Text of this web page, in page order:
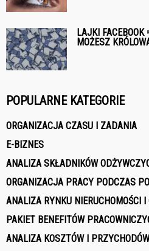
LAJKI FACEBOOK
MOŻESZ
POPULARNE KATEGORIE
ORGANIZACJA CZASU I ZADANIA
E-BIZNES
ANALIZA SKŁADNIKÓW
ORGANIZACJA PRACY PODCZAS
ANALIZA RYNKU NIERUCHOMOŚCI I
PAKIET BENEFITÓW
ANALIZA KOSZTÓW I PRZYCHODÓW